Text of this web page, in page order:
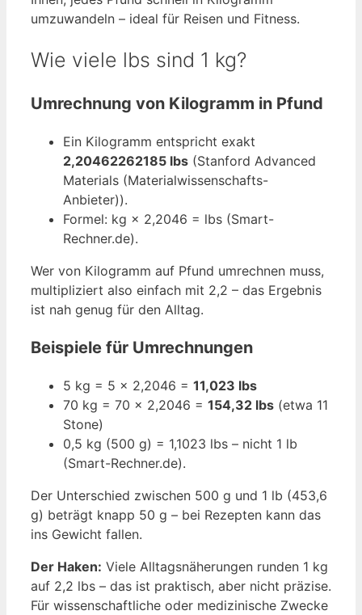
umzuwandeln – ideal für Reisen und Fitness.
Wie viele lbs sind 1 kg?
Umrechnung von Kilogramm in Pfund
Ein Kilogramm entspricht exakt
2,20462262185 lbs (Stanford Advanced
Materials (Materialwissenschafts-
Anbieter)).
Formel: kg × 2,2046 = lbs (Smart-
Rechner.de).
Wer von Kilogramm auf Pfund umrechnen muss,
multipliziert also einfach mit 2,2 – das Ergebnis
ist nah genug für den Alltag.
Beispiele für Umrechnungen
5 kg = 5 × 2,2046 = 11,023 lbs
70 kg = 70 × 2,2046 = 154,32 lbs (etwa 11
Stone)
0,5 kg (500 g) = 1,1023 lbs – nicht 1 lb
(Smart-Rechner.de).
Der Unterschied zwischen 500 g und 1 lb (453,6
g) beträgt knapp 50 g – bei Rezepten kann das
ins Gewicht fallen.
Der Haken: Viele Alltagsnäherungen runden 1 kg
auf 2,2 lbs – das ist praktisch, aber nicht präzise.
Für wissenschaftliche oder medizinische Zwecke